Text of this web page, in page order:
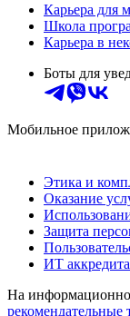
Карьера для
Школа
Карьера в
Боты для
Мобильное
Этика и
Оказание
Защита
ИТ
На
рекомендательные